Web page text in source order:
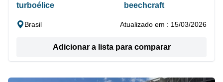
turboélice
beechcraft
Brasil Atualizado em : 15/03/2026
Adicionar a lista para comparar